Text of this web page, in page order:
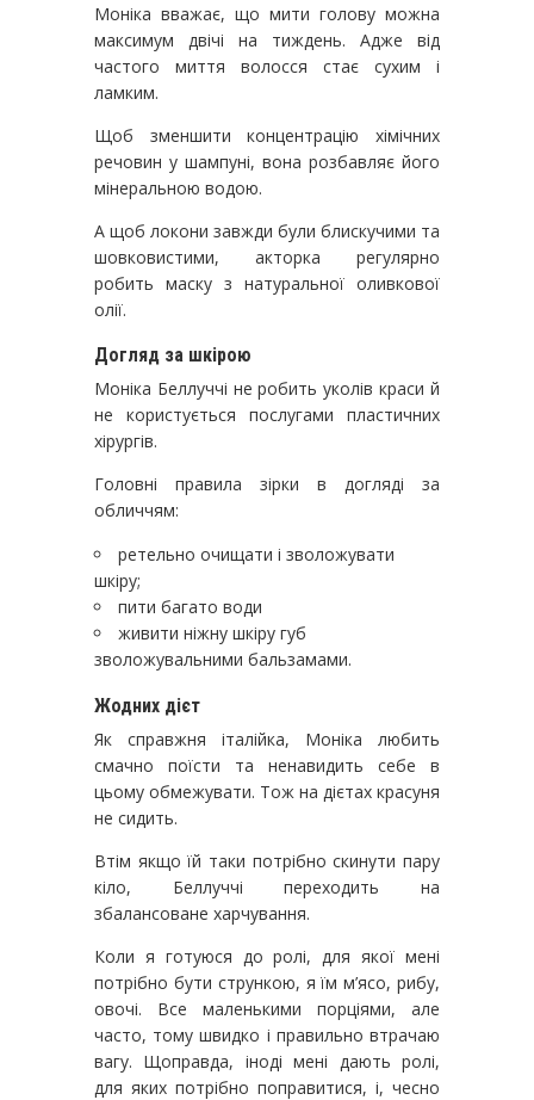
Моніка вважає, що мити голову можна
максимум двічі на тиждень. Адже від
частого миття волосся стає сухим і
ламким.
Щоб зменшити концентрацію хімічних
речовин у шампуні, вона розбавляє його
мінеральною водою.
А щоб локони завжди були блискучими та
шовковистими, акторка регулярно
робить маску з натуральної оливкової
олії.
Догляд за шкірою
Моніка Беллуччі не робить уколів краси й
не користується послугами пластичних
хірургів.
Головні правила зірки в догляді за
обличчям:
ретельно очищати і зволожувати
шкіру;
пити багато води
живити ніжну шкіру губ
зволожувальними бальзамами.
Жодних дієт
Як справжня італійка, Моніка любить
смачно поїсти та ненавидить себе в
цьому обмежувати. Тож на дієтах красуня
не сидить.
Втім якщо їй таки потрібно скинути пару
кіло, Беллуччі переходить на
збалансоване харчування.
Коли я готуюся до ролі, для якої мені
потрібно бути стрункою, я їм м’ясо, рибу,
овочі. Все маленькими порціями, але
часто, тому швидко і правильно втрачаю
вагу. Щоправда, іноді мені дають ролі,
для яких потрібно поправитися, і, чесно